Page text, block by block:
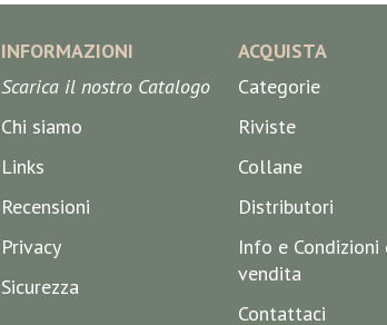
INFORMAZIONI
Scarica il nostro Catalogo
Chi siamo
Links
Recensioni
Privacy
Sicurezza
ACQUISTA
Categorie
Riviste
Collane
Distributori
Info e Condizioni
vendita
Contattaci